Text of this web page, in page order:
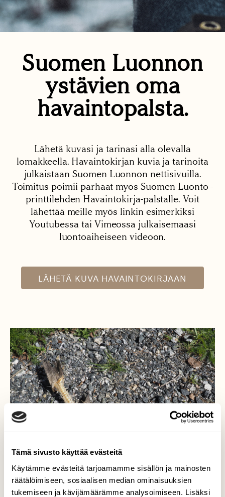
Tämä sivusto käyttää evästeitä
Käytämme evästeitä tarjoamamme sisällön ja mainosten
räätälöimiseen, sosiaalisen median ominaisuuksien
tukemiseen ja kävijämäärämme analysoimiseen. Lisäksi
Suomen Luonnon
ystävien oma
havaintopalsta.
Lähetä kuvasi ja tarinasi alla olevalla
lomakkeella. Havaintokirjan kuvia ja tarinoita
julkaistaan Suomen Luonnon nettisivuilla.
Toimitus poimii parhaat myös Suomen Luonto -
printtilehden Havaintokirja-palstalle. Voit
lähettää meille myös linkin esimerkiksi
Youtubessa tai Vimeossa julkaisemaasi
luontoaiheiseen videoon.
LÄHETÄ KUVA HAVAINTOKIRJAAN